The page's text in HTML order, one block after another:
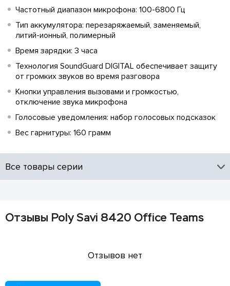
Частотный диапазон микрофона: 100-6800 Гц
Тип аккумулятора: перезаряжаемый, заменяемый,
литий-ионный, полимерный
Время зарядки: 3 часа
Технология SoundGuard DIGITAL обеспечивает защиту
от громких звуков во время разговора
Кнопки управления вызовами и громкостью,
отключение звука микрофона
Голосовые уведомления: набор голосовых подсказок
Вес гарнитуры: 160 грамм
Все товары серии
Отзывы Poly Savi 8420 Office Teams
Отзывов нет